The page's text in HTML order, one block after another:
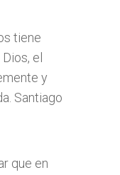
tiene
el
y
Santiago
que en